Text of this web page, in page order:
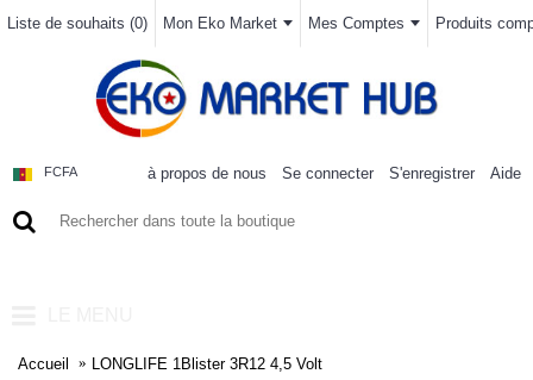
Liste de souhaits (0) Mon Eko Market Mes Comptes Produits
FCFA à propos de nous Se connecter S'enregistrer Aide
Accueil LONGLIFE 1Blister 3R12 4,5 Volt